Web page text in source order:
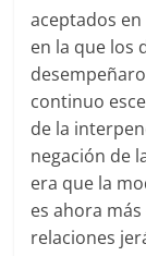
aceptados
en la que los
continuo
de la
negación de
era que la
es ahora
relaciones